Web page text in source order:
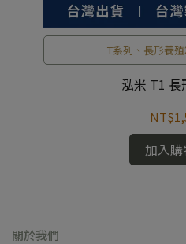
T系列、長形養
泓米 T1 長
加入
關於我們